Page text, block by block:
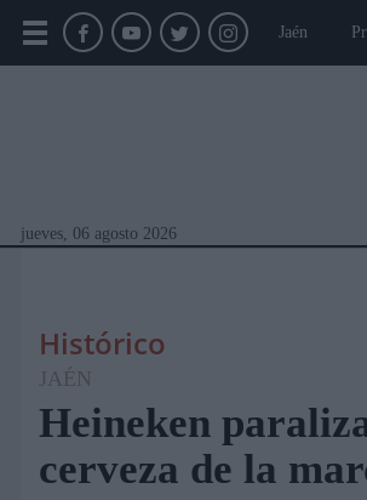
Jaén
jueves, 06 agosto 2026
Módulos Portada Jaén Provincia
Histórico
JAÉN
Heineken
cerveza de la